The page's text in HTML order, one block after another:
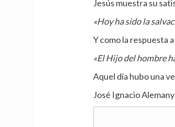
Jesús muestra su
«Hoy ha sido la
Y como la respuesta
«El Hijo del hombre
Aquel día hubo una
José Ignacio